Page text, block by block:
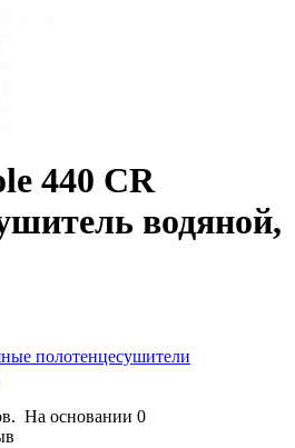
440 CR
водяной,
полотенцесушители
На основании 0